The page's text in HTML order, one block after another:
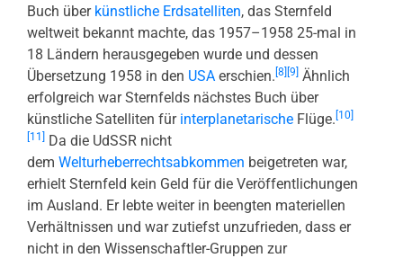
Buch über künstliche Erdsatelliten, das Sternfeld
weltweit bekannt machte, das 1957–1958 25-mal in
18 Ländern herausgegeben wurde und dessen
Übersetzung 1958 in den USA erschien. [8] [9] Ähnlich
erfolgreich war Sternfelds nächstes Buch über
künstliche Satelliten für interplanetarische Flüge. [10]
[11]
Da die UdSSR nicht
dem Welturheberrechtsabkommen beigetreten war,
erhielt Sternfeld kein Geld für die Veröffentlichungen
im Ausland. Er lebte weiter in beengten materiellen
Verhältnissen und war zutiefst unzufrieden, dass er
nicht in den Wissenschaftler-Gruppen zur